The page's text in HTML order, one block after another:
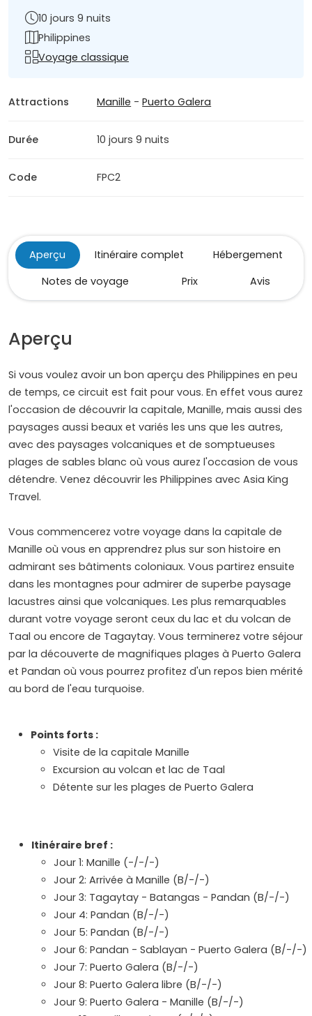
10 jours 9 nuits
Philippines
Voyage classique
Attractions Manille -Puerto Galera
Durée 10 jours 9 nuits
Code FPC2
Aperçu Itinéraire complet
Hébergement
Notes de voyage
Prix Avis
Aperçu
Si vous voulez avoir un bon aperçu des Philippines en peu
de temps, ce circuit est fait pour vous. En effet vous aurez
l'occasion de découvrir la capitale, Manille, mais aussi des
paysages aussi beaux et variés les uns que les autres,
avec des paysages volcaniques et de somptueuses
plages de sables blanc où vous aurez l'occasion de vous
détendre. Venez découvrir les Philippines avec Asia King
Travel.
Vous commencerez votre voyage dans la capitale de
Manille où vous en apprendrez plus sur son histoire en
admirant ses bâtiments coloniaux. Vous partirez ensuite
dans les montagnes pour admirer de superbe paysage
lacustres ainsi que volcaniques. Les plus remarquables
durant votre voyage seront ceux du lac et du volcan de
Taal ou encore de Tagaytay. Vous terminerez votre séjour
par la découverte de magnifiques plages à Puerto Galera
et Pandan où vous pourrez profitez d'un repos bien mérité
au bord de l'eau turquoise.
Points forts :
Visite de la capitale Manille
Excursion au volcan et lac de Taal
Détente sur les plages de Puerto Galera
Itinéraire bref :
Jour 1: Manille (-/-/-)
Jour 2: Arrivée à Manille (B/-/-)
Jour 3: Tagaytay - Batangas - Pandan (B/-/-)
Jour 4: Pandan (B/-/-)
Jour 5: Pandan (B/-/-)
Jour 6: Pandan - Sablayan - Puerto Galera (B/-/-)
Jour 7: Puerto Galera (B/-/-)
Jour 8: Puerto Galera libre (B/-/-)
Jour 9: Puerto Galera - Manille (B/-/-)